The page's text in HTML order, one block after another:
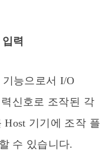
력
능으로서 I/O
신호로 조작된 각
Host 기기에 조작 플
수 있습니다.